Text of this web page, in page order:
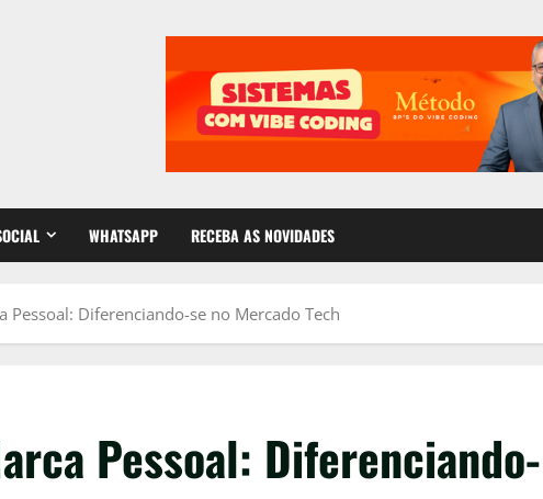
WHATSAPP RECEBA AS NOVIDADES
Pessoal: Diferenciando-se no Mercado Tech
Pessoal: Diferenciando-